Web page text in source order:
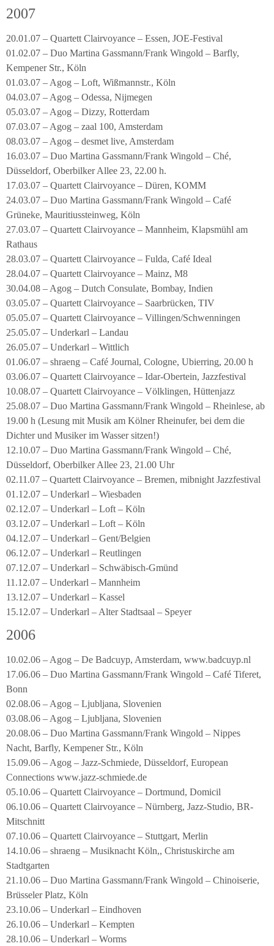
2007
20.01.07 – Quartett Clairvoyance – Essen, JOE-Festival
01.02.07 – Duo Martina Gassmann/Frank Wingold – Barfly,
Kempener Str., Köln
01.03.07 – Agog – Loft, Wißmannstr., Köln
04.03.07 – Agog – Odessa, Nijmegen
05.03.07 – Agog – Dizzy, Rotterdam
07.03.07 – Agog – zaal 100, Amsterdam
08.03.07 – Agog – desmet live, Amsterdam
16.03.07 – Duo Martina Gassmann/Frank Wingold – Ché,
Düsseldorf, Oberbilker Allee 23, 22.00 h.
17.03.07 – Quartett Clairvoyance – Düren, KOMM
24.03.07 – Duo Martina Gassmann/Frank Wingold – Café
Grüneke, Mauritiussteinweg, Köln
27.03.07 – Quartett Clairvoyance – Mannheim, Klapsmühl am
Rathaus
28.03.07 – Quartett Clairvoyance – Fulda, Café Ideal
28.04.07 – Quartett Clairvoyance – Mainz, M8
30.04.08 – Agog – Dutch Consulate, Bombay, Indien
03.05.07 – Quartett Clairvoyance – Saarbrücken, TIV
05.05.07 – Quartett Clairvoyance – Villingen/Schwenningen
25.05.07 – Underkarl – Landau
26.05.07 – Underkarl – Wittlich
01.06.07 – shraeng – Café Journal, Cologne, Ubierring, 20.00 h
03.06.07 – Quartett Clairvoyance – Idar-Obertein, Jazzfestival
10.08.07 – Quartett Clairvoyance – Völklingen, Hüttenjazz
25.08.07 – Duo Martina Gassmann/Frank Wingold – Rheinlese, ab
19.00 h (Lesung mit Musik am Kölner Rheinufer, bei dem die
Dichter und Musiker im Wasser sitzen!)
12.10.07 – Duo Martina Gassmann/Frank Wingold – Ché,
Düsseldorf, Oberbilker Allee 23, 21.00 Uhr
02.11.07 – Quartett Clairvoyance – Bremen, mibnight Jazzfestival
01.12.07 – Underkarl – Wiesbaden
02.12.07 – Underkarl – Loft – Köln
03.12.07 – Underkarl – Loft – Köln
04.12.07 – Underkarl – Gent/Belgien
06.12.07 – Underkarl – Reutlingen
07.12.07 – Underkarl – Schwäbisch-Gmünd
11.12.07 – Underkarl – Mannheim
13.12.07 – Underkarl – Kassel
15.12.07 – Underkarl – Alter Stadtsaal – Speyer
2006
10.02.06 – Agog – De Badcuyp, Amsterdam, www.badcuyp.nl
17.06.06 – Duo Martina Gassmann/Frank Wingold – Café Tiferet,
Bonn
02.08.06 – Agog – Ljubljana, Slovenien
03.08.06 – Agog – Ljubljana, Slovenien
20.08.06 – Duo Martina Gassmann/Frank Wingold – Nippes
Nacht, Barfly, Kempener Str., Köln
15.09.06 – Agog – Jazz-Schmiede, Düsseldorf, European
Connections www.jazz-schmiede.de
05.10.06 – Quartett Clairvoyance – Dortmund, Domicil
06.10.06 – Quartett Clairvoyance – Nürnberg, Jazz-Studio, BR-
Mitschnitt
07.10.06 – Quartett Clairvoyance – Stuttgart, Merlin
14.10.06 – shraeng – Musiknacht Köln,, Christuskirche am
Stadtgarten
21.10.06 – Duo Martina Gassmann/Frank Wingold – Chinoiserie,
Brüsseler Platz, Köln
23.10.06 – Underkarl – Eindhoven
26.10.06 – Underkarl – Kempten
28.10.06 – Underkarl – Worms